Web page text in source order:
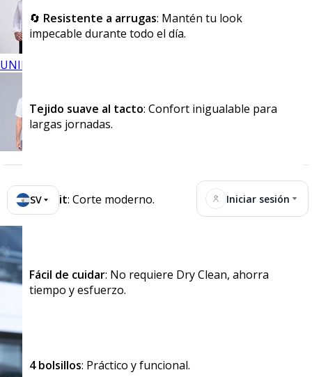
UNIFORMES
SV Iniciar sesión
🔄 Resistente a arrugas: Mantén tu look
impecable durante todo el día.
Tejido suave al tacto: Confort inigualable para
largas jornadas.
Slim Fit: Corte moderno.
Fácil de cuidar: No requiere Dry Clean, ahorra
tiempo y esfuerzo.
4 bolsillos: Práctico y funcional.